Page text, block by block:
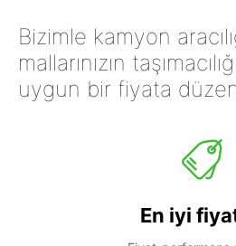
Bizimle kamyon
mallarınızın
uygun bir fiyata
En iyi